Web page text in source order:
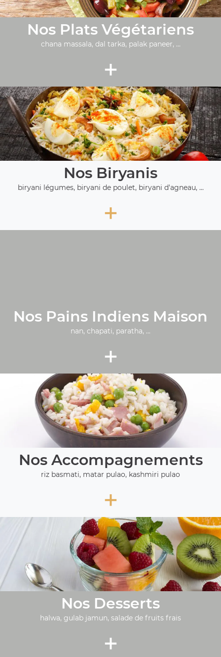
Nos Plats Végétariens
chana massala, dal tarka, palak paneer, ...
+
Nos Biryanis
biryani légumes, biryani de poulet, biryani d'agneau, ...
+
Nos Pains Indiens Maison
nan, chapati, paratha, ...
+
Nos Accompagnements
riz basmati, matar pulao, kashmiri pulao
+
Nos Desserts
halwa, gulab jamun, salade de fruits frais
+